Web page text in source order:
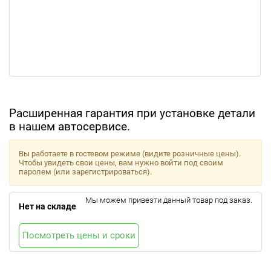
Расширенная гарантия при установке детали
в нашем автосервисе.
Вы работаете в гостевом режиме (видите розничные цены).
Чтобы увидеть свои цены, вам нужно войти под своим
паролем (или зарегистрироваться).
Нет на складе
Мы можем привезти данный товар под заказ.
Посмотреть цены и сроки